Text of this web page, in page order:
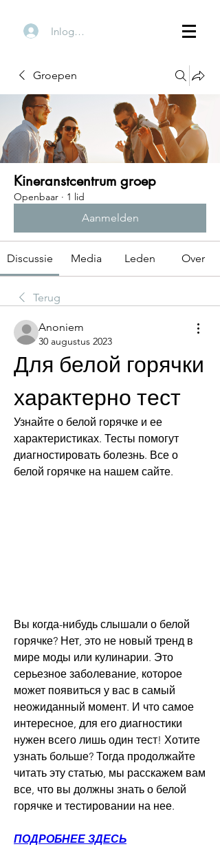
Inloggen
Groepen
Kineranstcentrum groep
Openbaar · 1 lid
Aanmelden
Discussie Media Leden Over
Terug
Anoniem
30 augustus 2023
Для белой горячки
характерно тест
Узнайте о белой горячке и ее
характеристиках. Тесты помогут
диагностировать болезнь. Все о
белой горячке на нашем сайте.
Вы когда-нибудь слышали о белой
горячке? Нет, это не новый тренд в
мире моды или кулинарии. Это
серьезное заболевание, которое
может появиться у вас в самый
неожиданный момент. И что самое
интересное, для его диагностики
нужен всего лишь один тест! Хотите
узнать больше? Тогда продолжайте
читать эту статью, мы расскажем вам
все, что вы должны знать о белой
горячке и тестировании на нее.
ПОДРОБНЕЕ ЗДЕСЬ